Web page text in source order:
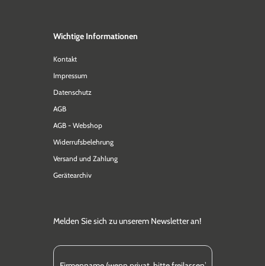
Wichtige Informationen
Kontakt
Impressum
Datenschutz
AGB
AGB - Webshop
Widerrufsbelehrung
Versand und Zahlung
Gerätearchiv
Melden Sie sich zu unserem Newsletter an!